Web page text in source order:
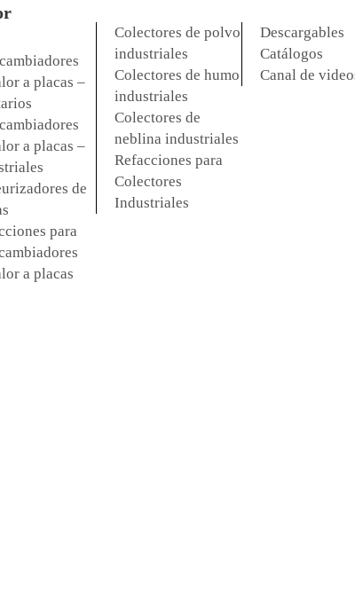
2804663756225989/
alfa-de-occidente-sa-de-cv/
channel/
a placas –
a placas –
de
para
a placas
Colectores de polvo
industriales
Colectores de humo
industriales
Colectores de
neblina industriales
Refacciones para
Colectores
Industriales
Descargables
Catálogos
Canal de